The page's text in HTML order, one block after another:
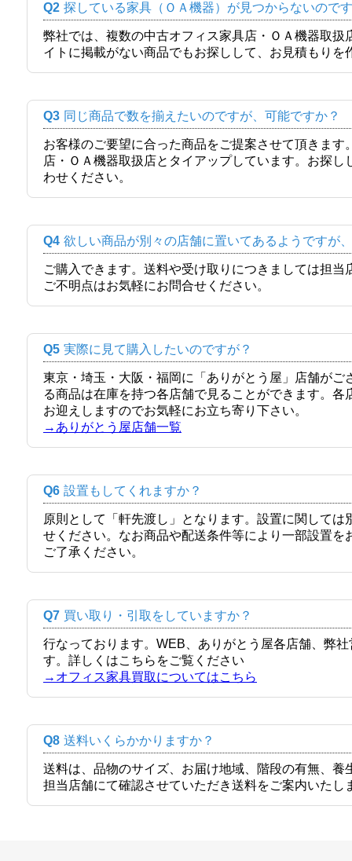
Q2 探している家具（ＯＡ機器）が見つからないので
弊社では、複数の中古オフィス家具店・ＯＡ機器取
イトに掲載がない商品でもお探しして、お見積もりを
Q3 同じ商品で数を揃えたいのですが、可能ですか？
お客様のご要望に合った商品をご提案させて頂きま
店・ＯＡ機器取扱店とタイアップしています。お探
わせください。
Q4 欲しい商品が別々の店舗に置いてあるようですが
ご購入できます。送料や受け取りにつきましては担
ご不明点はお気軽にお問合せください。
Q5 実際に見て購入したいのですが？
東京・埼玉・大阪・福岡に「ありがとう屋」店舗が
る商品は在庫を持つ各店舗で見ることができます。
お迎えしますのでお気軽にお立ち寄り下さい。
→ありがとう屋店舗一覧
Q6 設置もしてくれますか？
原則として「軒先渡し」となります。設置に関して
せください。なお商品や配送条件等により一部設置
ご了承ください。
Q7 買い取り・引取をしていますか？
行なっております。WEB、ありがとう屋各店舗、弊
す。詳しくはこちらをご覧ください
→オフィス家具買取についてはこちら
Q8 送料いくらかかりますか？
送料は、品物のサイズ、お届け地域、階段の有無、
担当店舗にて確認させていただき送料をご案内いたし